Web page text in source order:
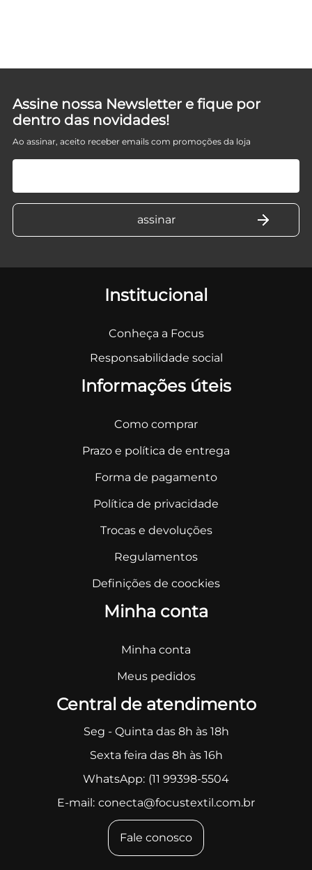
Assine nossa Newsletter e fique por
dentro das novidades!
Ao assinar, aceito receber emails com promoções da loja
Institucional
Conheça a Focus
Responsabilidade social
Informações úteis
Como comprar
Prazo e política de entrega
Forma de pagamento
Política de privacidade
Trocas e devoluções
Regulamentos
Definições de coockies
Minha conta
Minha conta
Meus pedidos
Central de atendimento
Seg - Quinta das 8h às 18h
Sexta feira das 8h às 16h
WhatsApp: (11 99398-5504
E-mail: conecta@focustextil.com.br
Fale conosco